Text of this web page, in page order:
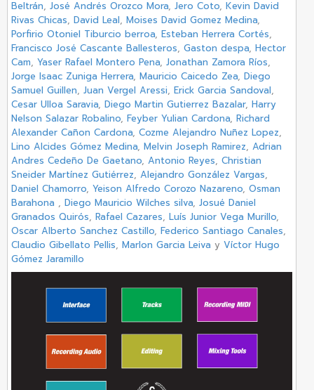
Beltrán, José Andrés Orozco Mora, Jero Coto, Kevin David
Rivas Chicas, David Leal, Moises David Gomez Medina,
Porfirio Otoniel Tiburcio berroa, Esteban Herrera Cortés,
Francisco José Cascante Ballesteros, Gaston despa, Hector
Cam, Yaser Rafael Montero Pena, Jonathan Zamora Ríos,
Jorge Isaac Zuniga Herrera, Mauricio Caicedo Zea, Diego
Samuel Guillen, Juan Vergel Aressi, Erick Garcia Sandoval,
Cesar Ulloa Saravia, Diego Martin Gutierrez Bazalar, Harry
Nelson Salazar Robalino, Feyber Yulian Cardona, Richard
Alexander Cañon Cardona, Cozme Alejandro Nuñez Lopez,
Lino Alcides Gómez Medina, Melvin Joseph Ramirez, Adrian
Andres Cedeño De Gaetano, Antonio Reyes, Christian
Sneider Martínez Gutiérrez, Alejandro González Vargas,
Daniel Chamorro, Yeison Alfredo Corozo Nazareno, Osman
Barahona , Diego Mauricio Wilches silva, Josué Daniel
Granados Quirós, Rafael Cazares, Luís Junior Vega Murillo,
Oscar Alberto Sanchez Castillo, Federico Santiago Canales,
Claudio Gibellato Pellis, Marlon Garcia Leiva y Víctor Hugo
Gómez Jaramillo